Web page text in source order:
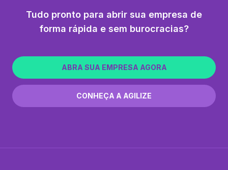
Tudo pronto para abrir sua empresa de
forma rápida e sem burocracias?
ABRA SUA EMPRESA AGORA
CONHEÇA A AGILIZE